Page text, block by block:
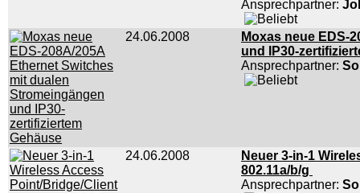
Ansprechpartner:
24.06.2008
Moxas neue EDS-
und IP30-
Ansprechpartner:
24.06.2008
Neuer 3-in-1
802.11a/b/g
Ansprechpartner: